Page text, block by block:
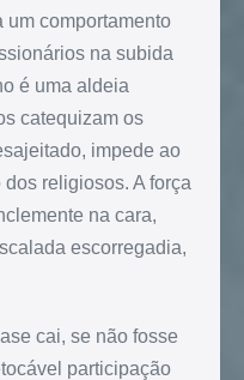
um comportamento
na subida
é uma aldeia
catequizam os
impede ao
religiosos. A força
na cara,
escorregadia,
cai, se não fosse
participação